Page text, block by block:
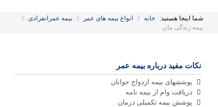
شما اینجا هستید: خانه || انواع بیمه های عمر || بیمه عمرانفرادی
||
بیمه زندگی مان
نکات مفید درباره بیمه عمر
پوششهای بیمه ازدواج جوانان
دریافت وام از بیمه نامه
پوشش بیمه تکمیلی درمان